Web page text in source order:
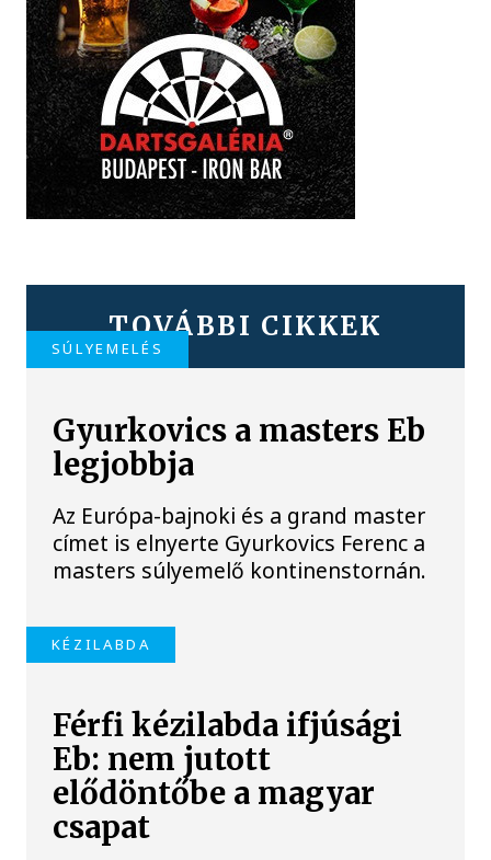
TOVÁBBI CIKKEK
SÚLYEMELÉS
Gyurkovics a masters Eb
legjobbja
Az Európa-bajnoki és a grand master
címet is elnyerte Gyurkovics Ferenc a
masters súlyemelő kontinenstornán.
KÉZILABDA
Férfi kézilabda ifjúsági
Eb: nem jutott
elődöntőbe a magyar
csapat